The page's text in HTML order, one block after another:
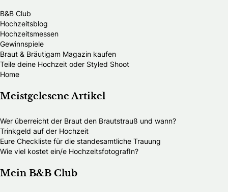
B&B Club
Hochzeitsblog
Hochzeitsmessen
Gewinnspiele
Braut & Bräutigam Magazin kaufen
Teile deine Hochzeit oder Styled Shoot
Home
Meistgelesene Artikel
Wer überreicht der Braut den Brautstrauß und wann?
Trinkgeld auf der Hochzeit
Eure Checkliste für die standesamtliche Trauung
Wie viel kostet ein/e HochzeitsfotografIn?
Mein B&B Club